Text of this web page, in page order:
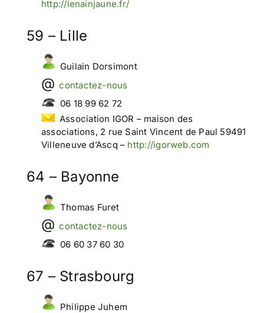
http://lenainjaune.fr/
59 – Lille
Guilain Dorsimont
contactez-nous
06 18 99 62 72
Association IGOR – maison des
associations, 2 rue Saint Vincent de Paul 59491
Villeneuve d’Ascq – http://igorweb.com
64 – Bayonne
Thomas Furet
contactez-nous
06 60 37 60 30
67 – Strasbourg
Philippe Juhem